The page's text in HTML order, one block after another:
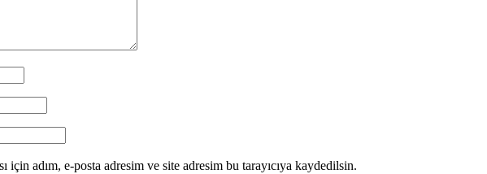
için adım, e-posta adresim ve site adresim bu tarayıcıya kaydedilsin.